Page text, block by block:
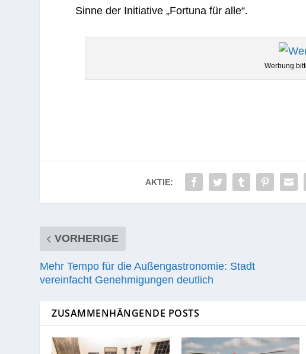
Sinne der Initia­tive „For­tuna für alle“.
Wer­bung
AKTIE:
VORHERIGE
Mehr Tempo für die Außengastronomie: Stadt
vereinfacht Genehmigungen deutlich
ZUSAMMENHÄNGENDE POSTS